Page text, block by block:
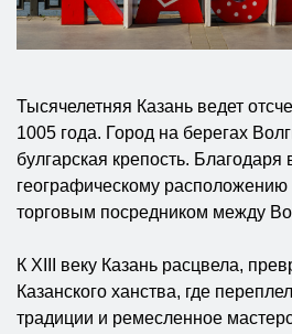
Тысячелетняя Казань ведет
1005 года. Город на берегах
булгарская крепость. Благодаря
географическому расположению
торговым посредником между
К XIII веку Казань расцвела,
Казанского ханства, где
традиции и ремесленное